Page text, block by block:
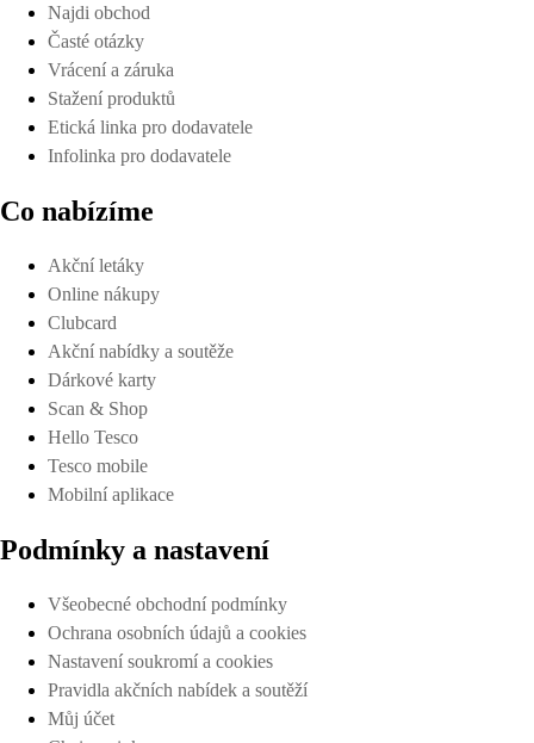
Najdi obchod
Časté otázky
Vrácení a záruka
Stažení produktů
Etická linka pro dodavatele
Infolinka pro dodavatele
Co nabízíme
Akční letáky
Online nákupy
Clubcard
Akční nabídky a soutěže
Dárkové karty
Scan & Shop
Hello Tesco
Tesco mobile
Mobilní aplikace
Podmínky a nastavení
Všeobecné obchodní podmínky
Ochrana osobních údajů a cookies
Nastavení soukromí a cookies
Pravidla akčních nabídek a soutěží
Můj účet